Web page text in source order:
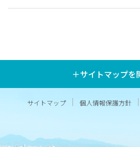
＋サイトマップを
サイトマップ 個人情報保護方針